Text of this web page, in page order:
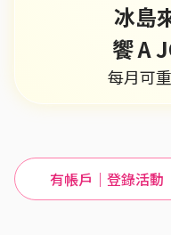
冰島
饗 A
每月可
有帳戶｜登錄活動